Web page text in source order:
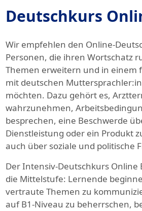
Deutschkurs
Wir empfehlen den Online-
Personen, die ihren Wortschatz
Themen erweitern und in einem
mit deutschen
möchten. Dazu gehört es,
wahrzunehmen,
besprechen, eine Beschwerde
Dienstleistung oder ein Produkt
auch über soziale und politische
Der Intensiv-Deutschkurs Online
die Mittelstufe: Lernende
vertraute Themen zu
auf B1-Niveau zu beherrschen,